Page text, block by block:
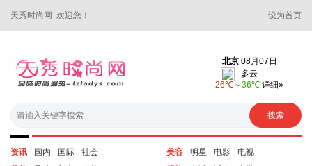
天秀时尚网 欢迎您！ 设为首页
资讯 国内 国际
社会
美容 明星 电影
电视